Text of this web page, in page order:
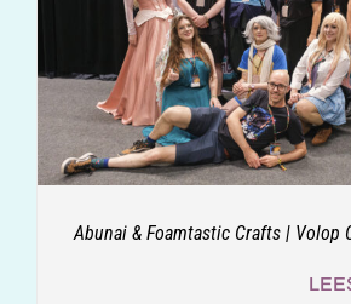
Abunai & Foamtastic Crafts | Volop